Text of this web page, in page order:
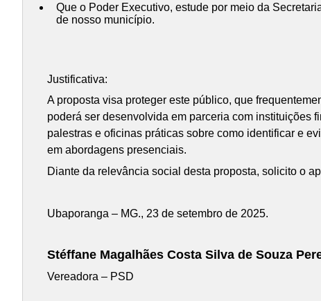
Que o Poder Executivo, estude por meio da
de nosso município.
Justificativa:
A proposta visa proteger este público, que
poderá ser desenvolvida em parceria com instituições
palestras e oficinas práticas sobre como identificar e
em abordagens presenciais.
Diante da relevância social desta proposta, solicito o
Ubaporanga – MG., 23 de setembro de 2025.
Stéffane Magalhães Costa Silva de Souza
Vereadora – PSD